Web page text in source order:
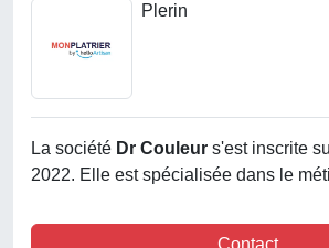
Plerin
La société Dr Couleur s'est inscrite
2022. Elle est spécialisée dans le
Contact